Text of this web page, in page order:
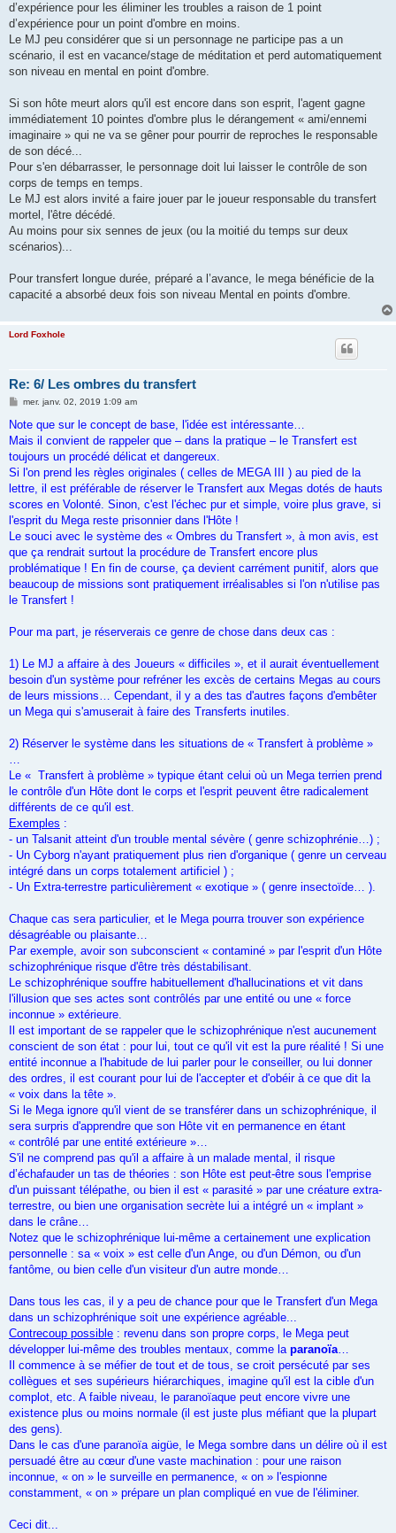
d’expérience pour les éliminer les troubles a raison de 1 point
d’expérience pour un point d'ombre en moins.
Le MJ peu considérer que si un personnage ne participe pas a un
scénario, il est en vacance/stage de méditation et perd automatiquement
son niveau en mental en point d'ombre.
Si son hôte meurt alors qu'il est encore dans son esprit, l'agent gagne
immédiatement 10 pointes d'ombre plus le dérangement « ami/ennemi
imaginaire » qui ne va se gêner pour pourrir de reproches le responsable
de son décé...
Pour s'en débarrasser, le personnage doit lui laisser le contrôle de son
corps de temps en temps.
Le MJ est alors invité a faire jouer par le joueur responsable du transfert
mortel, l'être décédé.
Au moins pour six sennes de jeux (ou la moitié du temps sur deux
scénarios)...
Pour transfert longue durée, préparé a l’avance, le mega bénéficie de la
capacité a absorbé deux fois son niveau Mental en points d'ombre.
Lord Foxhole
Re: 6/ Les ombres du transfert
M
s
a
g
e
mer. janv. 02, 2019 1:09 am
Note que sur le concept de base, l'idée est intéressante…
Mais il convient de rappeler que – dans la pratique – le Transfert est
toujours un procédé délicat et dangereux.
Si l'on prend les règles originales ( celles de MEGA III ) au pied de la
lettre, il est préférable de réserver le Transfert aux Megas dotés de hauts
scores en Volonté. Sinon, c'est l'échec pur et simple, voire plus grave, si
l'esprit du Mega reste prisonnier dans l'Hôte !
Le souci avec le système des « Ombres du Transfert », à mon avis, est
que ça rendrait surtout la procédure de Transfert encore plus
problématique ! En fin de course, ça devient carrément punitif, alors que
beaucoup de missions sont pratiquement irréalisables si l'on n'utilise pas
le Transfert !
Pour ma part, je réserverais ce genre de chose dans deux cas :
1) Le MJ a affaire à des Joueurs « difficiles », et il aurait éventuellement
besoin d'un système pour refréner les excès de certains Megas au cours
de leurs missions… Cependant, il y a des tas d'autres façons d'embêter
un Mega qui s'amuserait à faire des Transferts inutiles.
2) Réserver le système dans les situations de « Transfert à problème »
Le « Transfert à problème » typique étant celui où un Mega terrien prend
le contrôle d'un Hôte dont le corps et l'esprit peuvent être radicalement
différents de ce qu'il est.
Exemples :
- un Talsanit atteint d'un trouble mental sévère ( genre schizophrénie…) ;
- Un Cyborg n'ayant pratiquement plus rien d'organique ( genre un cerveau
intégré dans un corps totalement artificiel ) ;
- Un Extra-terrestre particulièrement « exotique » ( genre insectoïde… ).
Chaque cas sera particulier, et le Mega pourra trouver son expérience
désagréable ou plaisante…
Par exemple, avoir son subconscient « contaminé » par l'esprit d'un Hôte
schizophrénique risque d'être très déstabilisant.
Le schizophrénique souffre habituellement d'hallucinations et vit dans
l'illusion que ses actes sont contrôlés par une entité ou une « force
inconnue » extérieure.
Il est important de se rappeler que le schizophrénique n'est aucunement
conscient de son état : pour lui, tout ce qu'il vit est la pure réalité ! Si une
entité inconnue a l'habitude de lui parler pour le conseiller, ou lui donner
des ordres, il est courant pour lui de l'accepter et d'obéir à ce que dit la
« voix dans la tête ».
Si le Mega ignore qu'il vient de se transférer dans un schizophrénique, il
sera surpris d'apprendre que son Hôte vit en permanence en étant
« contrôlé par une entité extérieure »…
S'il ne comprend pas qu'il a affaire à un malade mental, il risque
d’échafauder un tas de théories : son Hôte est peut-être sous l'emprise
d'un puissant télépathe, ou bien il est « parasité » par une créature extra-
terrestre, ou bien une organisation secrète lui a intégré un « implant »
dans le crâne…
Notez que le schizophrénique lui-même a certainement une explication
personnelle : sa « voix » est celle d'un Ange, ou d'un Démon, ou d'un
fantôme, ou bien celle d'un visiteur d'un autre monde…
Dans tous les cas, il y a peu de chance pour que le Transfert d'un Mega
dans un schizophrénique soit une expérience agréable...
Contrecoup possible : revenu dans son propre corps, le Mega peut
développer lui-même des troubles mentaux, comme la paranoïa
Il commence à se méfier de tout et de tous, se croit persécuté par ses
collègues et ses supérieurs hiérarchiques, imagine qu'il est la cible d'un
complot, etc. A faible niveau, le paranoïaque peut encore vivre une
existence plus ou moins normale (il est juste plus méfiant que la plupart
des gens).
Dans le cas d'une paranoïa aigüe, le Mega sombre dans un délire où il est
persuadé être au cœur d'une vaste machination : pour une raison
inconnue, « on » le surveille en permanence, « on » l'espionne
constamment, « on » prépare un plan compliqué en vue de l'éliminer.
Ceci dit...